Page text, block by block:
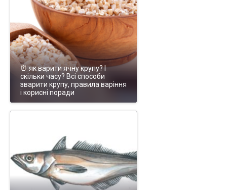
⏰ як варити ячну крупу? І
скільки часу? Всі способи
зварити крупу, правила варіння
і корисні поради